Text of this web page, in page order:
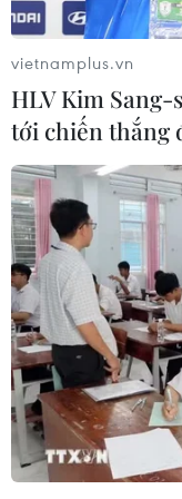
Vành đai 3
17/08/2022 06:24
Dự án đầu tư xây
Hồ Chí Minh đã
đầu tư tại Nghị
16/6/2022.
vietnamplus.vn
HLV Kim
tới chiến thắng